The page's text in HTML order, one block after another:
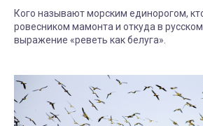
Кого называют морским единорогом,
ровесником мамонта и откуда в
выражение «реветь как белуга».